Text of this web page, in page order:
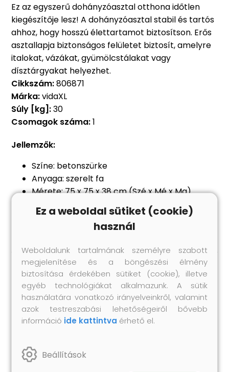
Ez az egyszerű dohányzóasztal otthona időtlen
kiegészítője lesz! A dohányzóasztal stabil és tartós
ahhoz, hogy hosszú élettartamot biztosítson. Erős
asztallapja biztonságos felületet biztosít, amelyre
italokat, vázákat, gyümölcstálakat vagy
dísztárgyakat helyezhet.
Cikkszám:806871
Márka:vidaXL
Súly [kg]:30
Csomagok száma:1
Jellemzők:
Színe: betonszürke
Anyaga: szerelt fa
Mérete: 75 x 75 x 38 cm (Szé x Mé x Ma)
Összeszerelést igényel: igen
Hasonló termékek
Ez a weboldal sütiket (cookie)
használ
Weboldalunk tartalmának személyre szabott
megjelenítése és a böngészési élmény
biztosítása érdekében sütiket (cookie), illetve
egyéb technológiákat alkalmazunk. A sütik
használatára vonatkozó irányelveinkről, valamint
azok testreszabási lehetőségeiről bővebb
információ ide kattintva érhető el.
Beállítások